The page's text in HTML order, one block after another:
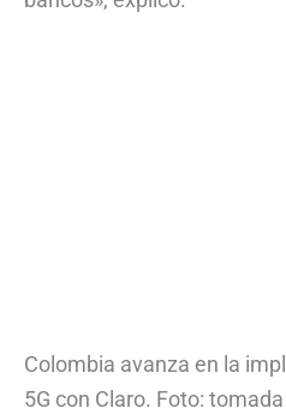
Colombia avanza en la
5G con Claro. Foto: